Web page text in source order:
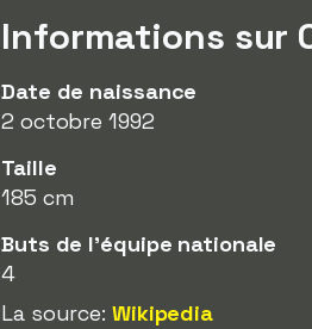
Informations sur
Date de naissance
2 octobre 1992
Taille
185 cm
Buts de l'équipe nationale
4
La source: Wikipedia